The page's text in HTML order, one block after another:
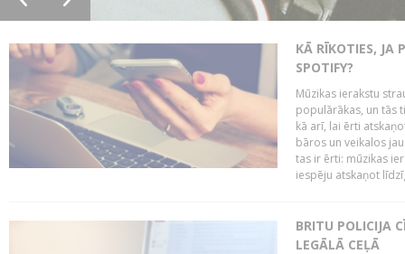
KĀ RĪKOTIES, JA
SPOTIFY?
Mūzikas ierakstu
populārākas, un tās
kā arī, lai ērti
bāros un veikalos
tas ir ērti: mūzikas
iespēju atskaņot
BRITU POLICIJA
LEGĀLĀ CEĻĀ